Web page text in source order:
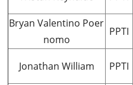
Bryan Valentino Poer
nomo
PPTI
Jonathan William PPTI